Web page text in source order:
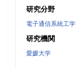
研究分野
電子通信系統工学
研究機関
愛媛大学